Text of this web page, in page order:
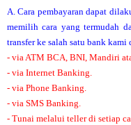
A. Cara pembayaran dapat
memilih cara yang termudah
transfer ke salah satu bank kami
- via ATM BCA, BNI, Mandiri
- via Internet Banking.
- via Phone Banking.
- via SMS Banking.
- Tunai melalui teller di setiap